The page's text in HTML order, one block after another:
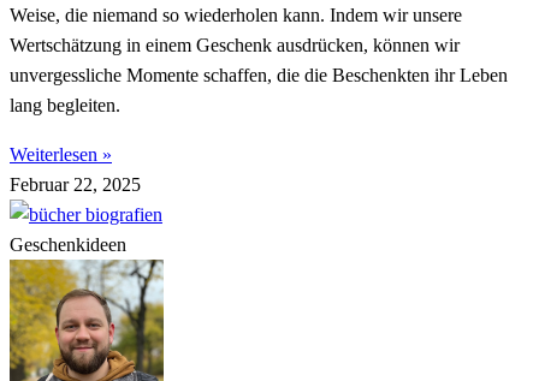
Weise, die niemand so wiederholen kann. Indem wir unsere
Wertschätzung in einem Geschenk ausdrücken, können wir
unvergessliche Momente schaffen, die die Beschenkten ihr Leben
lang begleiten.
Weiterlesen »
Februar 22, 2025
Geschenkideen